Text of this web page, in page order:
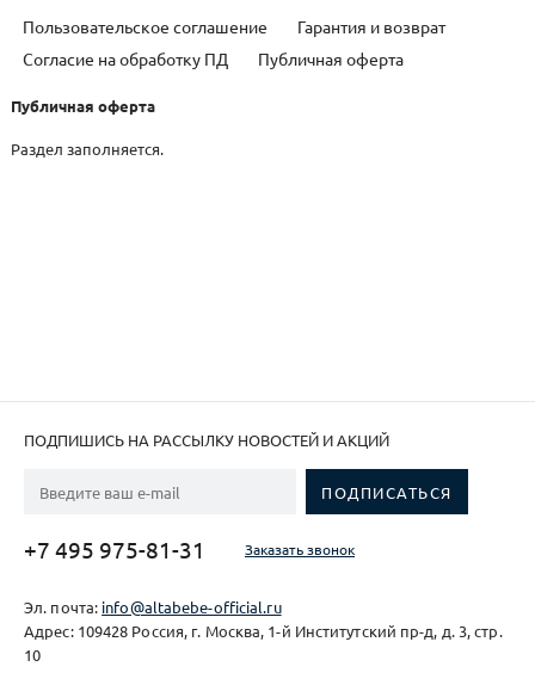
Пользовательское соглашение
Гарантия и возврат
Согласие на обработку ПД
Публичная оферта
Публичная оферта
Раздел заполняется.
ПОДПИШИСЬ НА РАССЫЛКУ НОВОСТЕЙ И АКЦИЙ
+7 495 975-81-31 Заказать звонок
Эл. почта: info@altabebe-official.ru
Адрес: 109428 Россия, г. Москва, 1-й Институтский пр-д, д. 3, стр.
10